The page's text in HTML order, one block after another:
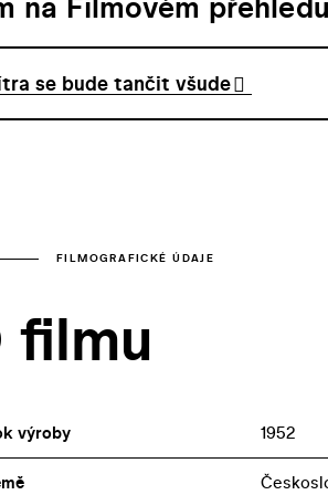
se bude tančit všude
FILMOGRAFICKÉ ÚDAJE
filmu
výroby 1952